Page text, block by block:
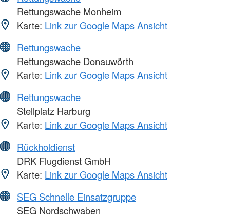
Rettungswache Monheim
Karte: Link zur Google Maps Ansicht
Rettungswache
Rettungswache Donauwörth
Karte: Link zur Google Maps Ansicht
Rettungswache
Stellplatz Harburg
Karte: Link zur Google Maps Ansicht
Rückholdienst
DRK Flugdienst GmbH
Karte: Link zur Google Maps Ansicht
SEG Schnelle Einsatzgruppe
SEG Nordschwaben